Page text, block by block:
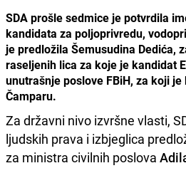
SDA prošle sedmice je potvrdila
kandidata za poljoprivredu,
je predložila Šemusudina Dedića,
raseljenih lica za koje je kandidat
unutrašnje poslove FBiH, za koji
Čamparu.
Za državni nivo izvršne vlasti,
ljudskih prava i izbjeglica
za ministra civilnih poslova